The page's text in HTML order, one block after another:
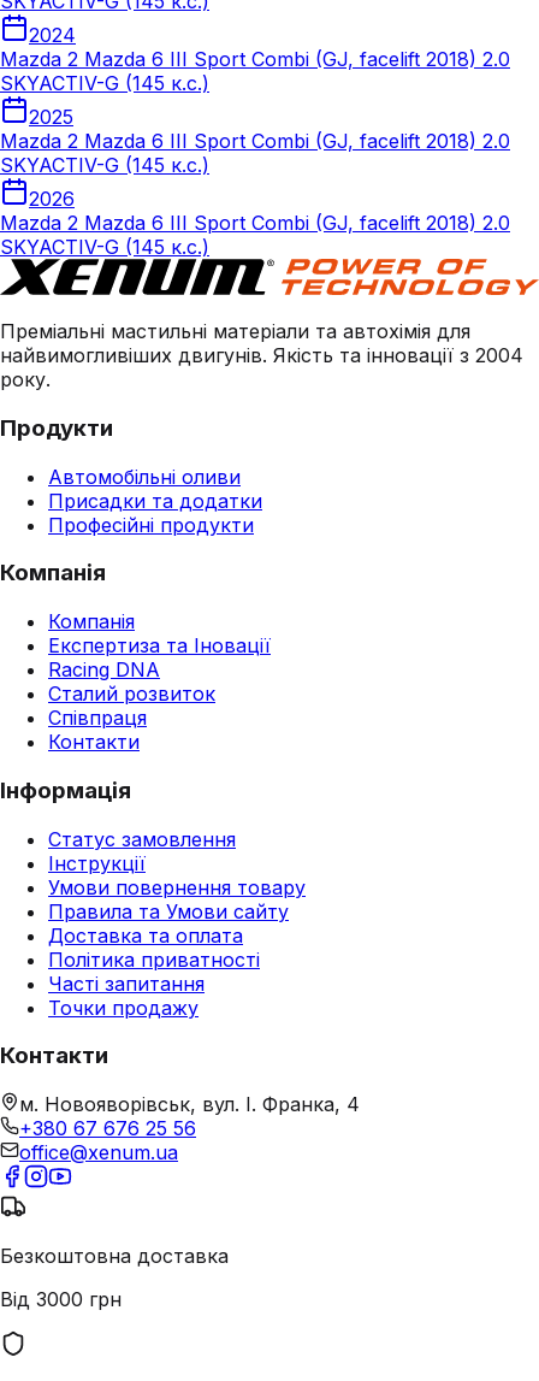
2024
Mazda 2 Mazda 6 III Sport Combi (GJ, facelift 2018) 2.0
SKYACTIV-G (145 к.с.)
2025
Mazda 2 Mazda 6 III Sport Combi (GJ, facelift 2018) 2.0
SKYACTIV-G (145 к.с.)
2026
Mazda 2 Mazda 6 III Sport Combi (GJ, facelift 2018) 2.0
SKYACTIV-G (145 к.с.)
Преміальні мастильні матеріали та автохімія для
найвимогливіших двигунів. Якість та інновації з 2004
року.
Продукти
Автомобільні оливи
Присадки та додатки
Професійні продукти
Компанія
Компанія
Експертиза та Іновації
Racing DNA
Сталий розвиток
Співпраця
Контакти
Інформація
Статус замовлення
Інструкції
Умови повернення товару
Правила та Умови сайту
Доставка та оплата
Політика приватності
Часті запитання
Точки продажу
Контакти
м. Новояворівськ, вул. І. Франка, 4
+380 67 676 25 56
office@xenum.ua
Безкоштовна доставка
Від 3000 грн